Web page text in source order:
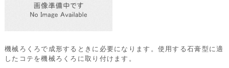
機械ろくろで成形するときに必要になります。使用する石膏型に適
したコテを機械ろくろに取り付けます。